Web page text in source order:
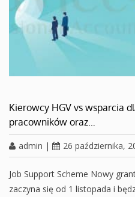
Kierowcy HGV vs wsparcia
pracowników oraz…
admin | 26 października,
Job Support Scheme Nowy
zaczyna się od 1 listopada i